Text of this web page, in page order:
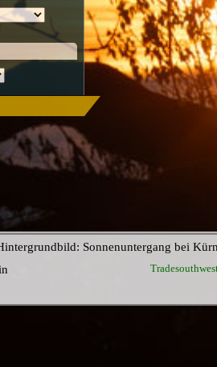
Sonnenuntergang bei